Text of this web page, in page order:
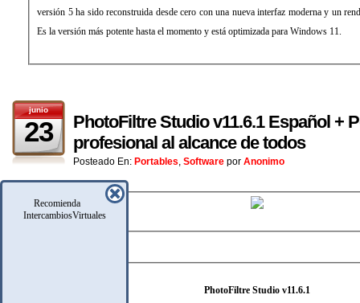
Recomienda
IntercambiosVirtuales
versión 5 ha sido reconstruida desde cero con una nueva interfaz moderna y un
Es la versión más potente hasta el momento y está optimizada para Windows 11.
junio
23
PhotoFiltre Studio v11.6.1 Español +
profesional al alcance de todos
Posteado En: Portables Software por Anonimo
PhotoFiltre Studio v11.6.1